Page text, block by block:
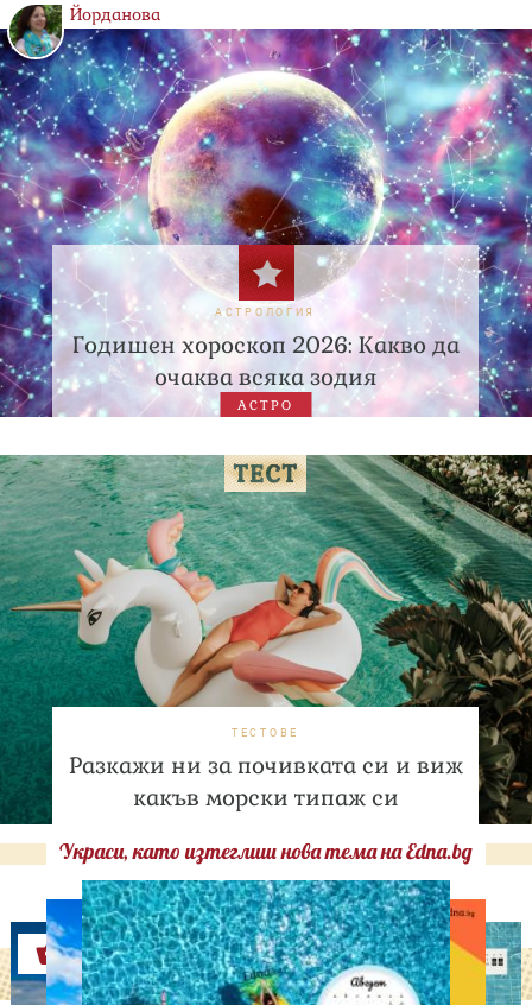
Йорданова
АСТРОЛОГИЯ
Годишен хороскоп 2026: Какво да
очаква всяка зодия
АСТРО
ТЕСТОВЕ
Разкажи ни за почивката си и виж
какъв морски типаж си
Украси, като изтеглиш нова тема на Edna.bg
Оферти